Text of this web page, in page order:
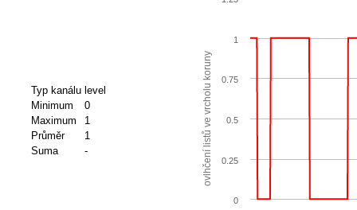
Typ kanálu level
Minimum
0
Maximum
1
Průměr
1
Suma
- ovlhčení listů ve vrcholu koruny
0
0.25
0.5
0.75
1